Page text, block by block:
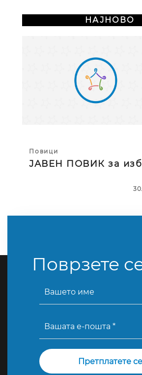
НАЈНОВО
Повици
ЈАВЕН ПОВИК за
Поврзете